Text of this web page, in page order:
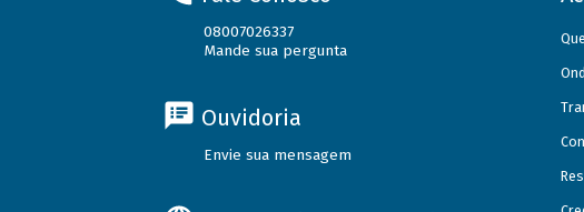
08007026337
Mande sua pergunta
Ouvidoria
Envie sua mensagem